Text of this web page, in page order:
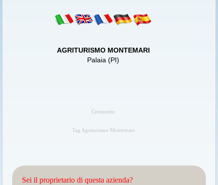
AGRITURISMO MONTEMARI
Palaia (PI)
Cerimonie
Tag Agriturismo Montemari
Sei il proprietario di questa azienda?